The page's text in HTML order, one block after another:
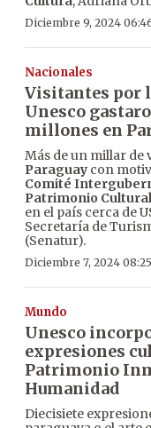
Diciembre 9, 2024
Nacionales
Visitantes por
Unesco
millones en
Más de un millar de
Paraguay con
Comité
Patrimonio
en el país cerca de
Secretaría de
(Senatur).
Diciembre 7, 2024
Mundo
Unesco
expresiones
Patrimonio
Humanidad
Diecisiete